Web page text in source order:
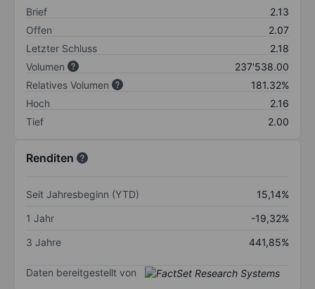
Brief
2.13
Offen
2.07
Letzter Schluss
2.18
Volumen
237'538.00
Relatives Volumen
181.32%
Hoch
2.16
Tief
2.00
Renditen
Seit Jahresbeginn (YTD)
15,14%
1 Jahr
-19,32%
3 Jahre
441,85%
Daten bereitgestellt von